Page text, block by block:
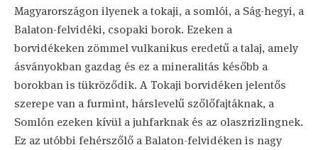
Magyarországon ilyenek a tokaji, a somlói, a Ság-hegyi, a
Balaton-felvidéki, csopaki borok. Ezeken a
borvidékeken zömmel vulkanikus eredetű a talaj, amely
ásványokban gazdag és ez a mineralitás később a
borokban is tükröződik. A Tokaji borvidéken jelentős
szerepe van a furmint, hárslevelű szőlőfajtáknak, a
Somlón ezeken kívül a juhfarknak és az olaszrizlingnek.
Ez az utóbbi fehérszőlő a Balaton-felvidéken is nagy